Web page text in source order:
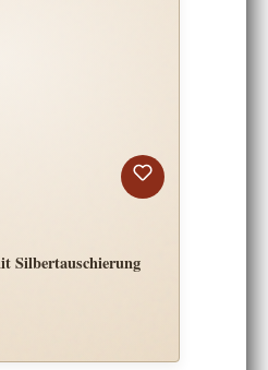
Silbertauschierung